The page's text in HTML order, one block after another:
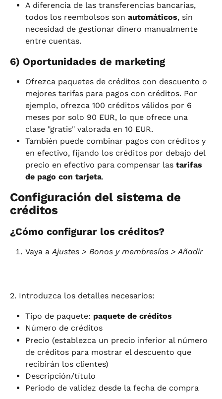
A diferencia de las transferencias bancarias,
todos los reembolsos son automáticos, sin
necesidad de gestionar dinero manualmente
entre cuentas.
6) Oportunidades de marketing
Ofrezca paquetes de créditos con descuento o
mejores tarifas para pagos con créditos. Por
ejemplo, ofrezca 100 créditos válidos por 6
meses por solo 90 EUR, lo que ofrece una
clase "gratis" valorada en 10 EUR.
También puede combinar pagos con créditos y
en efectivo, fijando los créditos por debajo del
precio en efectivo para compensar las tarifas
de pago con tarjeta.
Configuración del sistema de
créditos
¿Cómo configurar los créditos?
Vaya a Ajustes > Bonos y membresías > Añadir
2. Introduzca los detalles necesarios:
Tipo de paquete: paquete de créditos
Número de créditos
Precio (establezca un precio inferior al número
de créditos para mostrar el descuento que
recibirán los clientes)
Descripción/título
Periodo de validez desde la fecha de compra